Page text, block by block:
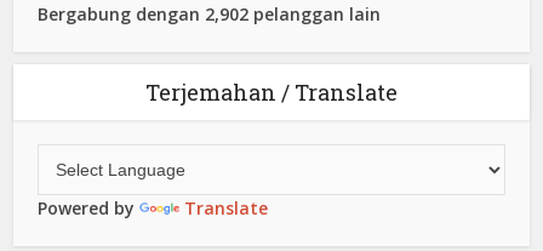
Bergabung dengan 2,902 pelanggan lain
Terjemahan / Translate
Powered by Translate